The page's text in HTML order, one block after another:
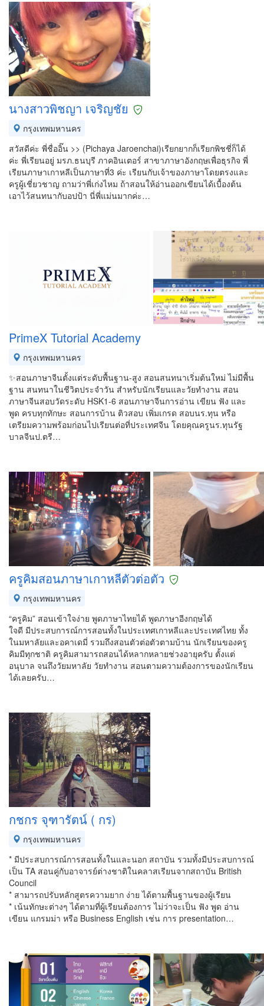
นางสาวพิชญา เจริญชัย
กรุงเทพมหานคร
สวัสดีค่ะ พี่ชื่ออิ๊น >> (Pichaya Jaroenchai)เรียกยากก็เรียกพิชชี่ก็ได้
ค่ะ พี่เรียนอยู่ มรภ.ธนบุรี ภาคอินเตอร์ สาขาภาษาอังกฤษเพื่อธุรกิจ พี่
เรียนภาษาเกาหลีเป็นภาษาที่3 ค่ะ เรียนกับเจ้าของภาษาโดยตรงและ
ครูผู้เชี่ยวชาญ ถามว่าพี่เก่งไหม ถ้าสอนให้อ่านออกเขียนได้เบื้องต้น
เอาไว้สนทนากับอปป้า นี่พี่แม่นมากค่ะ…
PrimeX Tutorial Academy
กรุงเทพมหานคร
✨สอนภาษาจีนตั้งแต่ระดับพื้นฐาน-สูง สอนสนทนาเริ่มต้นใหม่ ไม่มีพื้น
ฐาน สนทนาในชีวิตประจำวัน สำหรับนักเรียนและวัยทำงาน สอน
ภาษาจีนสอบวัดระดับ HSK1-6 สอนภาษาจีนการอ่าน เขียน ฟัง และ
พูด ครบทุกทักษะ สอนการบ้าน ติวสอบ เพิ่มเกรด สอบนร.ทุน หรือ
เตรียมความพร้อมก่อนไปเรียนต่อที่ประเทศจีน โดยคุณครูนร.ทุนรัฐ
บาลจีนป.ตรี…
ครูคิมสอนภาษาเกาหลีตัวต่อตัว
กรุงเทพมหานคร
“ครูคิม” สอนเข้าใจง่าย พูดภาษาไทยได้ พูดภาษาอีงกฤษได้
ใจดี มีประสบการณ์การสอนทั้งในประเทศเกาหลีและประเทศไทย ทั้ง
ในมหาลัยและอคาเดมี่ รวมถึงสอนตัวต่อตัวตามบ้าน นักเรียนของครู
คิมมีทุกชาติ ครูคิมสามารถสอนได้หลากหลายช่วงอายุครับ ตั้งแต่
อนุบาล จนถึงวัยมหาลัย วัยทำงาน สอนตามความต้องการของนักเรียน
ได้เลยครับ…
กชกร จุฑารัตน์ ( กร)
กรุงเทพมหานคร
* มีประสบการณ์การสอนทั้งในและนอก สถาบัน รวมทั้งมีประสบการณ์
เป็น TA สอนคู่กับอาจารย์ต่างชาติในคลาสเรียนจากสถาบัน British
Council
* สามารถปรับหลักสูตรความยาก ง่าย ได้ตามพื้นฐานของผู้เรียน
* เน้นทักษะต่างๆ ได้ตามที่ผู้เรียนต้องการ ไม่ว่าจะเป็น ฟัง พูด อ่าน
เขียน แกรมม่า หรือ Business English เช่น การ presentation…